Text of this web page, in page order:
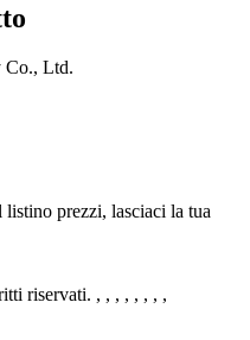
Co., Ltd.
prezzi, lasciaci la tua
riservati. , , , , , , , ,